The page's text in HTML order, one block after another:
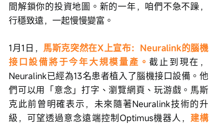
間解鎖你的投資地圖。新的一年，咱們不急不躁，
行穩致遠，一起慢慢變富。
1月1日， 馬斯克突然在X上宣布：Neuralink的腦機
接口設備將于今年大規模量產。 截止到現在，
Neuralink已經為13名患者植入了腦機接口設備。他
們可以用「意念」打字、瀏覽網頁、玩游戲。馬斯
克此前曾明確表示，未來隨著Neuralink技術的升
級，可望透過意念遠端控制Optimus機器人， 建構